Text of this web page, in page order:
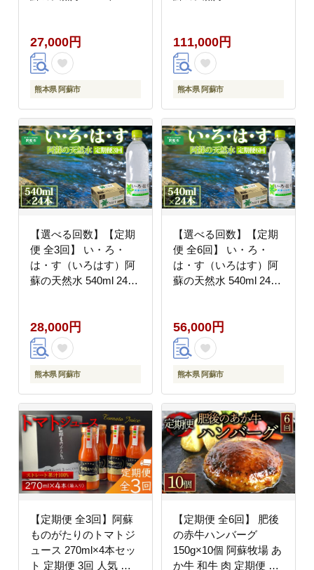
ラル 熊本 阿蘇 備蓄 防
災 美味しい ドリンク
飲料水 飲料
27,000円
熊本県 阿蘇市
ー ミネラル 熊本 阿蘇
備蓄 防災 美味しい ド
リンク 飲料水 飲料 熊
本県 阿蘇市
111,000円
熊本県 阿蘇市
【選べる回数】【定期
便 全3回】 い・ろ・
は・す（いろはす）阿
蘇の天然水 540ml 24
ー ミネラル 熊本 阿蘇
備蓄 防災 美味しい ド
リンク 飲料水 飲料
28,000円
熊本県 阿蘇市
【選べる回数】【定期
便 全6回】 い・ろ・
は・す（いろはす）阿
蘇の天然水 540ml 24
ー ミネラル 熊本 阿蘇
備蓄 防災 美味しい ド
リンク 飲料水 飲料 熊
本県 阿蘇市
56,000円
熊本県 阿蘇市
【定期便 全3回】阿蘇
ものがたりのトマトジ
ュース 270ml×4本セッ
ト 定期便 3回 人気 美
【定期便 全6回】 肥後
の赤牛ハンバーグ
150g×10個 阿蘇牧場 あ
か牛 和牛 肉 定期便 国